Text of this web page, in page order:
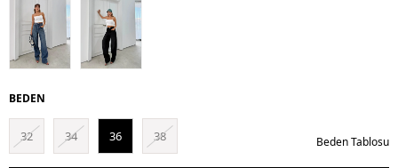
BEDEN
32 34 36 38 Beden Tablosu